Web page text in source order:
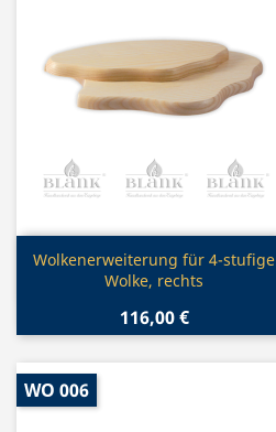
Vorschau
Wolkenerweiterung für 4-stufige
Wolke, rechts
116,00 €
WO 006